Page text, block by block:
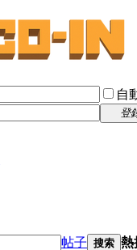
自
登
帖子 搜索 熱